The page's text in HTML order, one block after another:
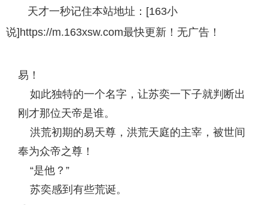
天才一秒记住本站地址：[163小
说]https://m.163xsw.com最快更新！无广告！
易！
如此独特的一个名字，让苏奕一下子就判断出
刚才那位天帝是谁。
洪荒初期的易天尊，洪荒天庭的主宰，被世间
奉为众帝之尊！
“是他？”
苏奕感到有些荒诞。